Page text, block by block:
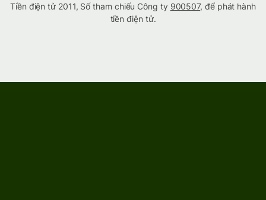
Tiền điện tử 2011, Số tham chiếu Công ty 900507, để phát hành
tiền điện tử.